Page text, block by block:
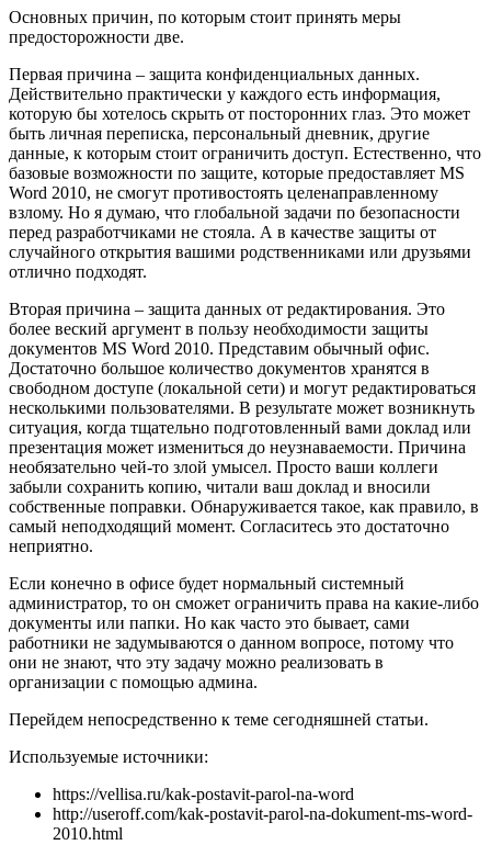
Основных причин, по которым стоит принять меры
предосторожности две.
Первая причина – защита конфиденциальных данных.
Действительно практически у каждого есть информация,
которую бы хотелось скрыть от посторонних глаз. Это может
быть личная переписка, персональный дневник, другие
данные, к которым стоит ограничить доступ. Естественно, что
базовые возможности по защите, которые предоставляет MS
Word 2010, не смогут противостоять целенаправленному
взлому. Но я думаю, что глобальной задачи по безопасности
перед разработчиками не стояла. А в качестве защиты от
случайного открытия вашими родственниками или друзьями
отлично подходят.
Вторая причина – защита данных от редактирования. Это
более веский аргумент в пользу необходимости защиты
документов MS Word 2010. Представим обычный офис.
Достаточно большое количество документов хранятся в
свободном доступе (локальной сети) и могут редактироваться
несколькими пользователями. В результате может возникнуть
ситуация, когда тщательно подготовленный вами доклад или
презентация может измениться до неузнаваемости. Причина
необязательно чей-то злой умысел. Просто ваши коллеги
забыли сохранить копию, читали ваш доклад и вносили
собственные поправки. Обнаруживается такое, как правило, в
самый неподходящий момент. Согласитесь это достаточно
неприятно.
Если конечно в офисе будет нормальный системный
администратор, то он сможет ограничить права на какие-либо
документы или папки. Но как часто это бывает, сами
работники не задумываются о данном вопросе, потому что
они не знают, что эту задачу можно реализовать в
организации с помощью админа.
Перейдем непосредственно к теме сегодняшней статьи.
Используемые источники:
https://vellisa.ru/kak-postavit-parol-na-word
http://useroff.com/kak-postavit-parol-na-dokument-ms-word-
2010.html